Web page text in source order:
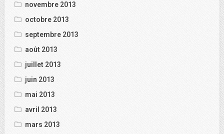
novembre 2013
octobre 2013
septembre 2013
août 2013
juillet 2013
juin 2013
mai 2013
avril 2013
mars 2013